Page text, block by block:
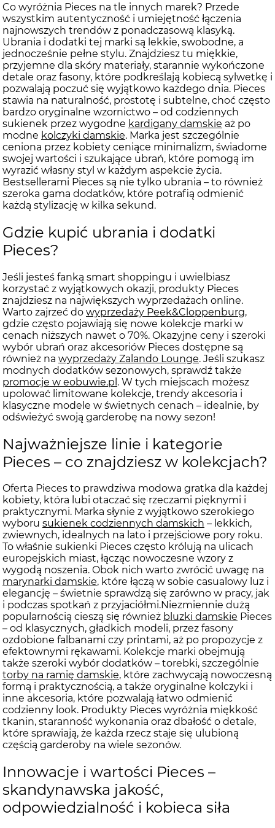
Co wyróżnia Pieces na tle innych marek? Przede
wszystkim autentyczność i umiejętność łączenia
najnowszych trendów z ponadczasową klasyką.
Ubrania i dodatki tej marki są lekkie, swobodne, a
jednocześnie pełne stylu. Znajdziesz tu miękkie,
przyjemne dla skóry materiały, starannie wykończone
detale oraz fasony, które podkreślają kobiecą sylwetkę i
pozwalają poczuć się wyjątkowo każdego dnia. Pieces
stawia na naturalność, prostotę i subtelne, choć często
bardzo oryginalne wzornictwo – od codziennych
sukienek przez wygodne kardigany damskie aż po
modne kolczyki damskie. Marka jest szczególnie
ceniona przez kobiety ceniące minimalizm, świadome
swojej wartości i szukające ubrań, które pomogą im
wyrazić własny styl w każdym aspekcie życia.
Bestsellerami Pieces są nie tylko ubrania – to również
szeroka gama dodatków, które potrafią odmienić
każdą stylizację w kilka sekund.
Gdzie kupić ubrania i dodatki
Pieces?
Jeśli jesteś fanką smart shoppingu i uwielbiasz
korzystać z wyjątkowych okazji, produkty Pieces
znajdziesz na największych wyprzedażach online.
Warto zajrzeć do wyprzedaży Peek&Cloppenburg,
gdzie często pojawiają się nowe kolekcje marki w
cenach niższych nawet o 70%. Okazyjne ceny i szeroki
wybór ubrań oraz akcesoriów Pieces dostępne są
również na wyprzedaży Zalando Lounge. Jeśli szukasz
modnych dodatków sezonowych, sprawdź także
promocje w eobuwie.pl . W tych miejscach możesz
upolować limitowane kolekcje, trendy akcesoria i
klasyczne modele w świetnych cenach – idealnie, by
odświeżyć swoją garderobę na nowy sezon!
Najważniejsze linie i kategorie
Pieces – co znajdziesz w kolekcjach?
Oferta Pieces to prawdziwa modowa gratka dla każdej
kobiety, która lubi otaczać się rzeczami pięknymi i
praktycznymi. Marka słynie z wyjątkowo szerokiego
wyboru sukienek codziennych damskich – lekkich,
zwiewnych, idealnych na lato i przejściowe pory roku.
To właśnie sukienki Pieces często królują na ulicach
europejskich miast, łącząc nowoczesne wzory z
wygodą noszenia. Obok nich warto zwrócić uwagę na
marynarki damskie, które łączą w sobie casualowy luz i
elegancję – świetnie sprawdzą się zarówno w pracy, jak
i podczas spotkań z przyjaciółmi.Niezmiennie dużą
popularnością cieszą się również bluzki damskie Pieces
– od klasycznych, gładkich modeli, przez fasony
ozdobione falbanami czy printami, aż po propozycje z
efektownymi rękawami. Kolekcje marki obejmują
także szeroki wybór dodatków – torebki, szczególnie
torby na ramię damskie, które zachwycają nowoczesną
formą i praktycznością, a także oryginalne kolczyki i
inne akcesoria, które pozwalają łatwo odmienić
codzienny look. Produkty Pieces wyróżnia miękkość
tkanin, staranność wykonania oraz dbałość o detale,
które sprawiają, że każda rzecz staje się ulubioną
częścią garderoby na wiele sezonów.
Innowacje i wartości Pieces –
skandynawska jakość,
odpowiedzialność i kobieca siła